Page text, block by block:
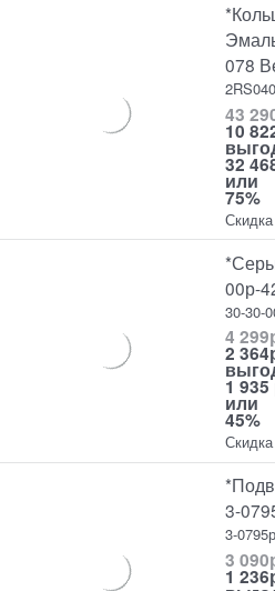
078
43
10
32
или
75%
00р-
30-30-
4 299
2 364
1
или
45%
3-
3-
3 090
1 236